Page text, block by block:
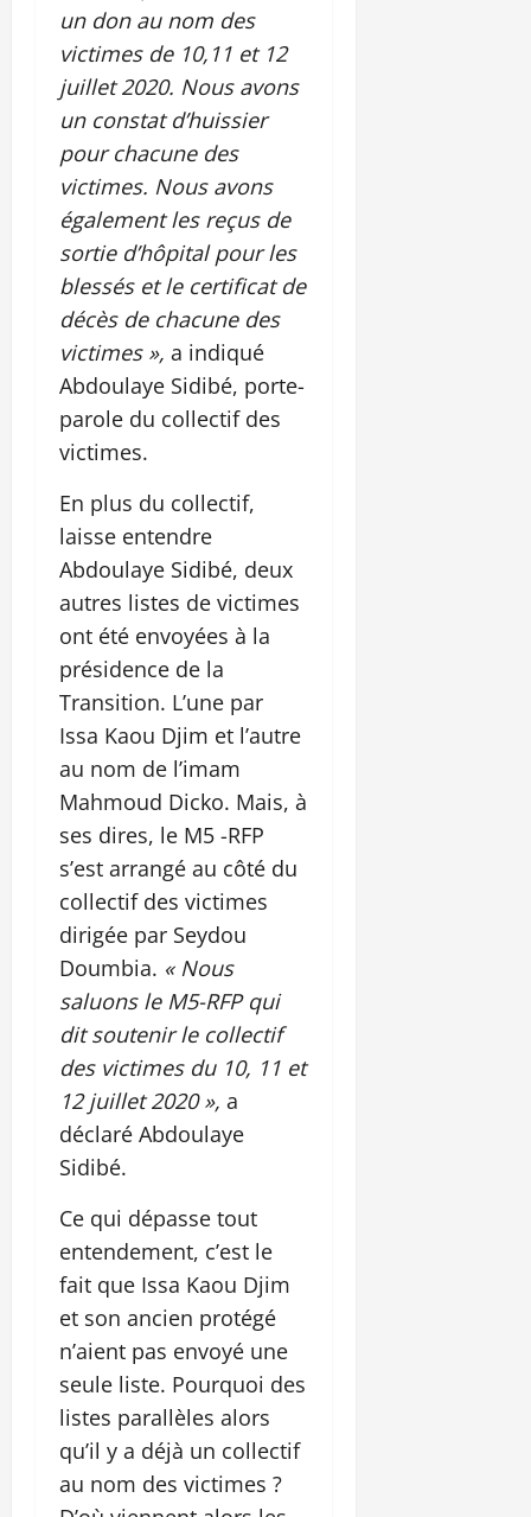
un don au nom des
victimes de 10,11 et 12
juillet 2020. Nous avons
un constat d’huissier
pour chacune des
victimes. Nous avons
également les reçus de
sortie d’hôpital pour les
blessés et le certificat de
décès de chacune des
victimes », a indiqué
Abdoulaye Sidibé, porte-
parole du collectif des
victimes.
En plus du collectif,
laisse entendre
Abdoulaye Sidibé, deux
autres listes de victimes
ont été envoyées à la
présidence de la
Transition. L’une par
Issa Kaou Djim et l’autre
au nom de l’imam
Mahmoud Dicko. Mais, à
ses dires, le M5 -RFP
s’est arrangé au côté du
collectif des victimes
dirigée par Seydou
Doumbia. « Nous
saluons le M5-RFP qui
dit soutenir le collectif
des victimes du 10, 11 et
12 juillet 2020 », a
déclaré Abdoulaye
Sidibé.
Ce qui dépasse tout
entendement, c’est le
fait que Issa Kaou Djim
et son ancien protégé
n’aient pas envoyé une
seule liste. Pourquoi des
listes parallèles alors
qu’il y a déjà un collectif
au nom des victimes ?